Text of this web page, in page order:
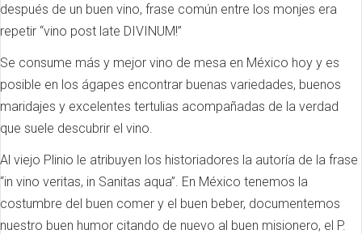
después de un buen vino, frase común entre los monjes era
repetir “vino post late DIVINUM!”
Se consume más y mejor vino de mesa en México hoy y es
posible en los ágapes encontrar buenas variedades, buenos
maridajes y excelentes tertulias acompañadas de la verdad
que suele descubrir el vino.
Al viejo Plinio le atribuyen los historiadores la autoría de la frase
“in vino veritas, in Sanitas aqua”. En México tenemos la
costumbre del buen comer y el buen beber, documentemos
nuestro buen humor citando de nuevo al buen misionero, el P.